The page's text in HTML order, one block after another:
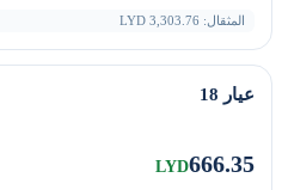
المثقال: 3,303.76
عيار 18
666.35
LYD